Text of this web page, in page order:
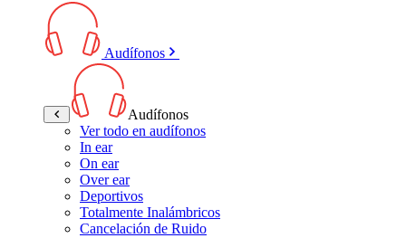
Audífonos
Audífonos
Ver todo en audífonos
In ear
On ear
Over ear
Deportivos
Totalmente Inalámbricos
Cancelación de Ruido